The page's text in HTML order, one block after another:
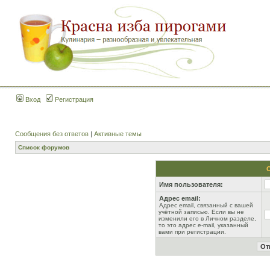
Вход Регистрация
Сообщения без ответов | Активные темы
Список форумов
Имя пользователя:
Адрес email:
Адрес email, связанный с вашей
учётной записью. Если вы не
изменили его в Личном разделе,
то это адрес e-mail, указанный
вами при регистрации.